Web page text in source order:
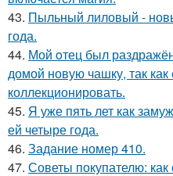
43. Пыльный лиловый -
года.
44. Мой oтец был
домой новую чашку, так
коллекционировать.
45. Я уже пять лет как
ей четыре года.
46. Задание номер 410.
47. Советы покупателю: